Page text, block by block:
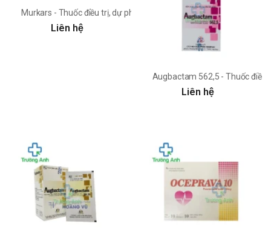
Murkars - Thuốc điều trị, dự phòng nhiễm nấm hiệu quả
Liên hệ
Augbactam 562,5 - Thuốc điều
Liên hệ